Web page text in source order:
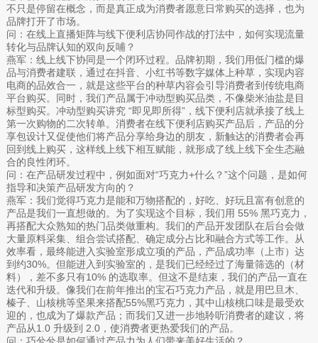
不只是停留在概念，而是真正成为消费者愿意日常购买的选择，也为
品牌打开了市场。
问：在线上直播矩阵与线下便利店协同作战的打法中，如何实现流量
转化与品牌认知的双向反哺？
燕军：线上线下协同是一个闭环过程。品牌初期，我们用低门槛的爆
品与消费者建联，通过在抖音、小红书等数字媒体上种草，实现内容
电商的品效合一，就是这些平台的种草内容会引导消费者到传统电商
平台购买。同时，我们产品属于冲动型购买品类，不像柴米油盐是目
标型购买。冲动型购买讲究 “即见即所得”，线下便利店就承接了线上
第一次购物的二次转单。消费者在线下便利店购买产品后，产品的分
享包设计又促使他们将产品分享给身边的朋友，新触达的消费者会再
回到线上购买，这样线上线下相互赋能，就形成了线上线下全生态融
合的良性闭环。
问：在产品研发过程中，例如面对“巧克力+什么？”这个问题，是如何
指导和决策产品研发方向的？
燕军：我们觉得巧克力是能和万物搭配的，好吃、好玩且富有创意的
产品是我们一直想做的。为了实现这个目标，我们用 55% 黑巧克力，
再搭配大众熟知的热门品类做重构。我们的产品开发团队在后台会做
大量原料采集、组合尝试搭配、确定成分占比和融合方式等工作。从
效率看，最终能进入实验室形成立项的产品，产品成功率（上市）达
到约30%。但能进入到实验室的，是我们已经经过了海量筛选的（材
料），差不多只有10% 的选取率。但这不是结束，我们的产品一直在
迭代和升级。像我们在前年推出的宝石巧克力产品，就是用巴旦木、
榛子、山核桃等坚果来搭配55%黑巧克力，其中山核桃口味是最受欢
迎的，也成为了爆款产品；而我们又进一步地聆听消费者的建议，将
产品从1.0 升级到 2.0，使消费者更热爱我们的产品。
问：巧兮兮是如何通过产品力为人们带来美好生活的？